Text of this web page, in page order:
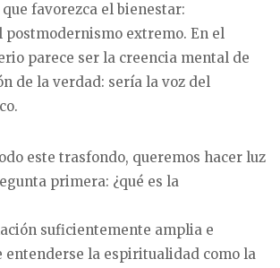
que favorezca el bienestar:
postmodernismo extremo. En el
parece ser la creencia mental de
de la verdad: sería la voz del
este trasfondo, queremos hacer luz
primera: ¿qué es la
suficientemente amplia e
entenderse la espiritualidad como la